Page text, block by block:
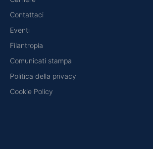
Contattaci
Eventi
Filantropia
Comunicati stampa
Politica della privacy
Cookie Policy